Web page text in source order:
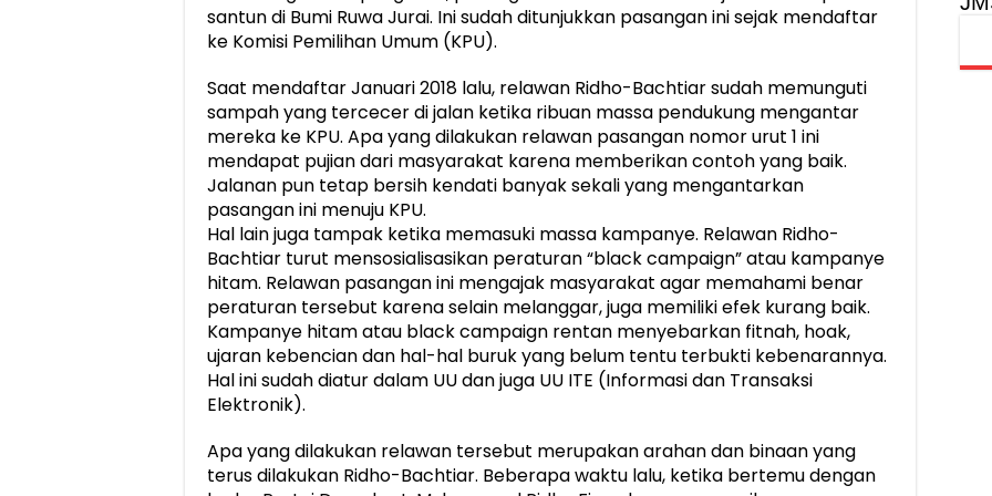
santun di Bumi Ruwa Jurai. Ini sudah ditunjukkan pasangan ini sejak mendaftar
ke Komisi Pemilihan Umum (KPU).
Saat mendaftar Januari 2018 lalu, relawan Ridho-Bachtiar sudah memunguti
sampah yang tercecer di jalan ketika ribuan massa pendukung mengantar
mereka ke KPU. Apa yang dilakukan relawan pasangan nomor urut 1 ini
mendapat pujian dari masyarakat karena memberikan contoh yang baik.
Jalanan pun tetap bersih kendati banyak sekali yang mengantarkan
pasangan ini menuju KPU.
Hal lain juga tampak ketika memasuki massa kampanye. Relawan Ridho-
Bachtiar turut mensosialisasikan peraturan “black campaign” atau kampanye
hitam. Relawan pasangan ini mengajak masyarakat agar memahami benar
peraturan tersebut karena selain melanggar, juga memiliki efek kurang baik.
Kampanye hitam atau black campaign rentan menyebarkan fitnah, hoak,
ujaran kebencian dan hal-hal buruk yang belum tentu terbukti kebenarannya.
Hal ini sudah diatur dalam UU dan juga UU ITE (Informasi dan Transaksi
Elektronik).
Apa yang dilakukan relawan tersebut merupakan arahan dan binaan yang
terus dilakukan Ridho-Bachtiar. Beberapa waktu lalu, ketika bertemu dengan